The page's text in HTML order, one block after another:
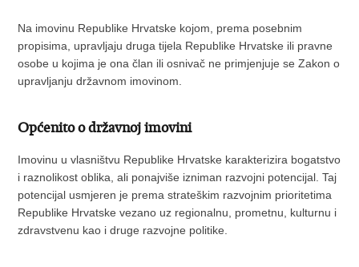
Na imovinu Republike Hrvatske kojom, prema posebnim
propisima, upravljaju druga tijela Republike Hrvatske ili pravne
osobe u kojima je ona član ili osnivač ne primjenjuje se Zakon o
upravljanju državnom imovinom.
Općenito o državnoj imovini
Imovinu u vlasništvu Republike Hrvatske karakterizira bogatstvo
i raznolikost oblika, ali ponajviše izniman razvojni potencijal. Taj
potencijal usmjeren je prema strateškim razvojnim prioritetima
Republike Hrvatske vezano uz regionalnu, prometnu, kulturnu i
zdravstvenu kao i druge razvojne politike.